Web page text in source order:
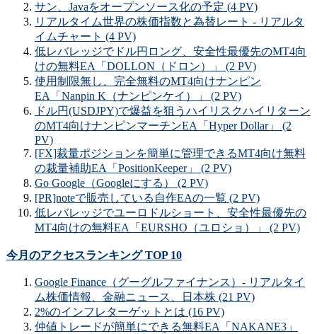
サン、Javaをオープンソース化の予定 (4 PV)
リアルタイム世界の株価指数と為替レート - リアルタ
イムチャート (4 PV)
低レバレッジでドル円ロング、安全性最優先のMT4向
けの無料EA「DOLLON（ドロン）」 (2 PV)
使用制限無し、完全無料のMT4向けナンピン
EA「Nanpin K（ナンピンケイ）」 (2 PV)
ドル円(USDJPY)で爆益を狙うハイリスクハイリターン
のMT4向けナンピンマーチンEA「Hyper Dollar」 (2
PV)
[FX]裁量ポジションを簡単に管理できるMT4向け無料
の裁量補助EA「PositionKeeper」 (2 PV)
Go Google（Googleにする） (2 PV)
[PR]noteで販売している自作EAの一覧 (2 PV)
低レバレッジでユーロドルショート、安全性最優先の
MT4向けの無料EA「EURSHO（ユロショ）」 (2 PV)
今月のアクセスランキング TOP 10
Google Finance（グーグルファイナンス）- リアルタイ
ム株価情報、金融ニュース、日本株 (21 PV)
2%のインフレターゲットとは (16 PV)
仲値トレードが簡単にできる無料EA「NAKANE3」